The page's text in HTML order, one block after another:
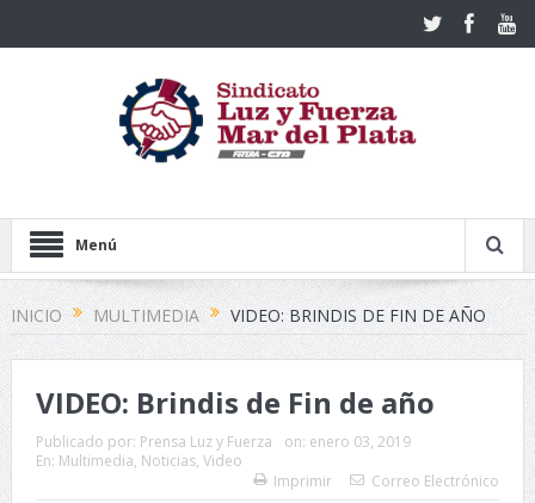
Menú
INICIO MULTIMEDIA VIDEO: BRINDIS DE FIN DE AÑO
VIDEO: Brindis de Fin de año
Publicado por: Prensa Luz y Fuerza on: enero 03, 2019
En: Multimedia, Noticias, Video
Imprimir
Correo Electrónico